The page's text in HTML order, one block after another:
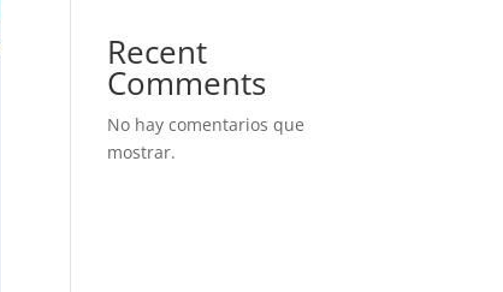
Recent
Comments
No hay comentarios que
mostrar.